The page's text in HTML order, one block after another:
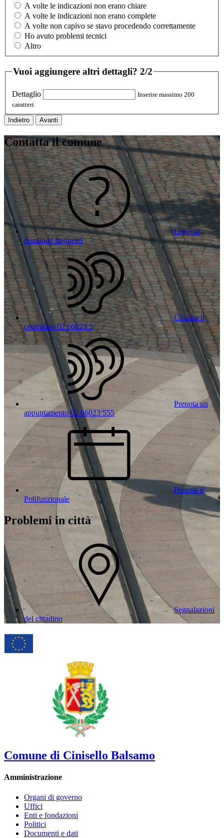
A volte le indicazioni non erano chiare
A volte le indicazioni non erano complete
A volte non capivo se stavo procedendo correttamente
Ho avuto problemi tecnici
Altro
Vuoi aggiungere altri dettagli? 2/2
Dettaglio
Inserire massimo 200
caratteri
Indietro Avanti
Contatta il comune
Leggi le
domande frequenti
Chiama il
centralino 02 66023 1
Prenota un
appuntamento 02 66023 555
Prenota il
Polifunzionale
Problemi in città
Segnalazioni
del cittadino
Comune di Cinisello Balsamo
Amministrazione
Organi di governo
Uffici
Enti e fondazioni
Politici
Documenti e dati